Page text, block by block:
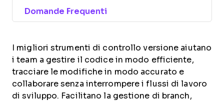
Domande Frequenti
I migliori strumenti di controllo versione aiutano
i team a gestire il codice in modo efficiente,
tracciare le modifiche in modo accurato e
collaborare senza interrompere i flussi di lavoro
di sviluppo. Facilitano la gestione di branch,